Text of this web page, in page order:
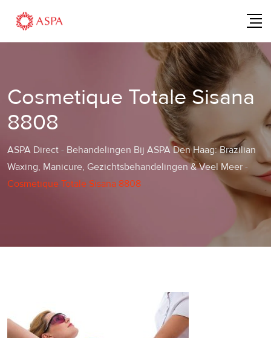
content
Cosmetique Totale Sisana
8808
ASPA Direct - Behandelingen Bij ASPA Den Haag: Brazilian
Waxing, Manicure, Gezichtsbehandelingen & Veel Meer -
Cosmetique Totale Sisana 8808